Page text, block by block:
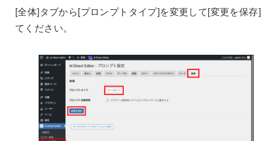
[全体]タブから[プロンプトタイプ]を変更して[変更を保存
てください。